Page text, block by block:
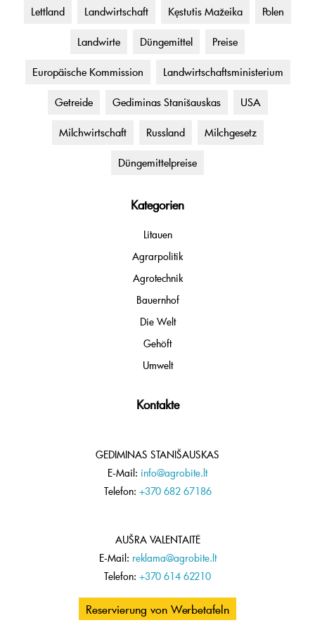
Lettland Landwirtschaft Kęstutis Mažeika Polen
Landwirte Düngemittel Preise
Europäische Kommission Landwirtschaftsministerium
Getreide Gediminas Stanišauskas USA
Milchwirtschaft Russland Milchgesetz
Düngemittelpreise
Kategorien
Litauen
Agrarpolitik
Agrotechnik
Bauernhof
Die Welt
Gehöft
Umwelt
Kontakte
GEDIMINAS STANIŠAUSKAS
E-Mail: info@agrobite.lt
Telefon: +370 682 67186
AUŠRA VALENTAITĖ
E-Mail: reklama@agrobite.lt
Telefon: +370 614 62210
Reservierung von Werbetafeln